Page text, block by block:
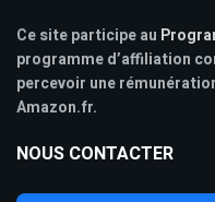
Ce site participe au
programme d’affiliation
percevoir une
Amazon.fr.
NOUS CONTACTER